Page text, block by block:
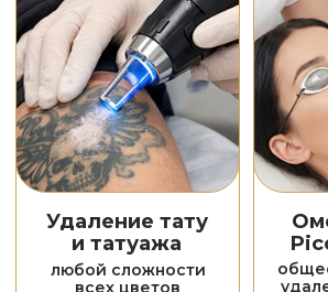
Подробнее
от 3500₽
лечение акне
лечене розацеа
Фотодинамическая
терапия
Подробнее
от8000₽
удаление пигмента
подтяжка кожи
Азотноплазмен-
ное омоложение